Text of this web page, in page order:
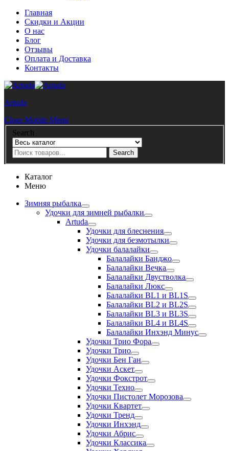
Главная
Скидки и Акции
О нас
Блог
Отзывы
Оплата и Доставка
Контакты
Artuda
Close Mobile Menu
Search
Search
Каталог
Меню
Зимняя рыбалка
Удочки для зимней рыбалки
Artuda
Удочки для блеснения
Удочки для безмотылки
Удочки балалайки
Балалайки Банджо
Балалайки Вечка
Балалайки Двустволка
Балалайки Люкс
Балалайки BL1 и BL1S
Балалайки BL2 и BL2S
Балалайки BL3 и BL3S
Балалайки BL4 и BL4S
Балалайки Инхэнд Минус
Удочки Трио Фора
Удочки Трио
Удочки Бен Ган
Удочки Аскет
Удочки Фокстрот
Удочки Техно
Удочки Пистолет Морозова
Удочки Квартет
Удочки Тренд
Удочки Инхэнд
Удочки Абрис
Удочки Классика